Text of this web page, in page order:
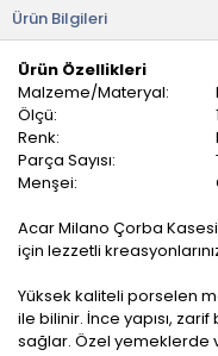
Ürün Bilgileri
Ürün Özellikleri
Malzeme/Materyal:
Ölçü:
Renk:
Parça Sayısı:
Menşei:
Acar Milano Çorba
için lezzetli
Yüksek kaliteli porselen
ile bilinir. İnce yapısı,
sağlar. Özel yemeklerde